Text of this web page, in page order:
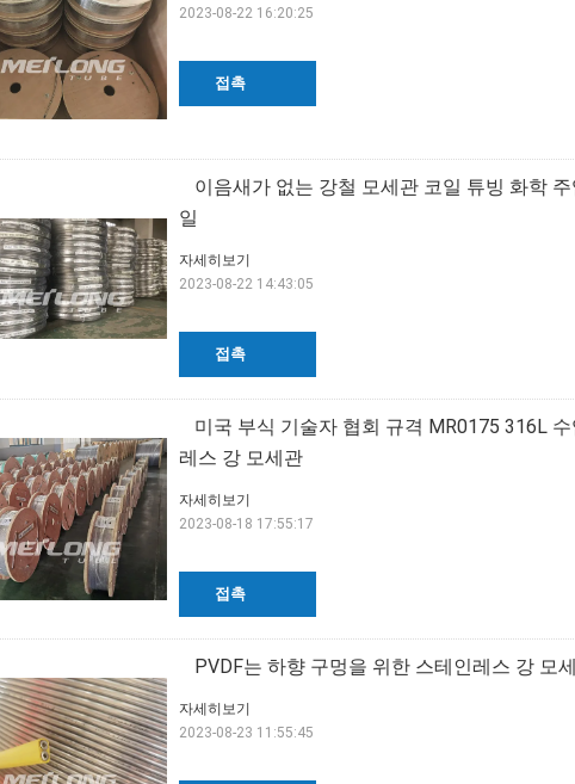
접촉
2023-08-22 16:20:25
이음새가 없는 강철 모세관 코일 튜빙 화학
일
접촉
자세히보기
2023-08-22 14:43:05
미국 부식 기술자 협회 규격 MR0175 316L
레스 강 모세관
접촉
자세히보기
2023-08-18 17:55:17
PVDF는 하향 구멍을 위한 스테인레스 강 모
자세히보기
2023-08-23 11:55:45